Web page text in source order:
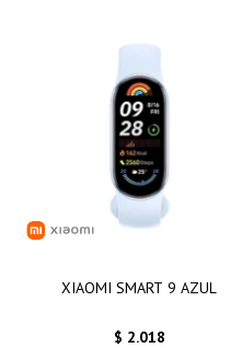
XIAOMI SMART 9 AZUL
$ 2.018